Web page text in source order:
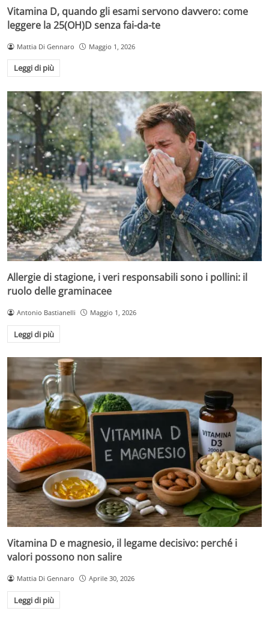
Vitamina D, quando gli esami servono davvero: come
leggere la 25(OH)D senza fai-da-te
Mattia Di Gennaro Maggio 1, 2026
Leggi di più
Allergie di stagione, i veri responsabili sono i pollini: il
ruolo delle graminacee
Antonio Bastianelli Maggio 1, 2026
Leggi di più
Vitamina D e magnesio, il legame decisivo: perché i
valori possono non salire
Mattia Di Gennaro Aprile 30, 2026
Leggi di più